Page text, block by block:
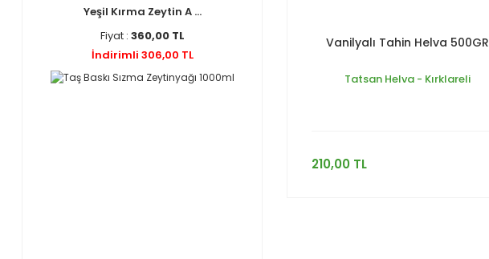
Yeşil Kırma Zeytin A ...
Fiyat : 360,00 TL
İndirimli 306,00 TL
Vanilyalı Tahin Helva 500GR
Tatsan Helva - Kırklareli
210,00 TL